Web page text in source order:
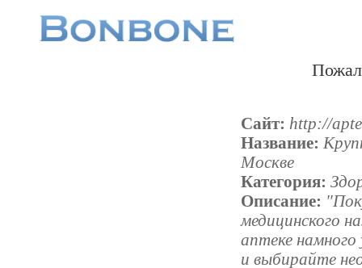
Сайт: http://
Название:
Москве
Категория:
Описание:
медицинского
аптеке намного
и выбирайте